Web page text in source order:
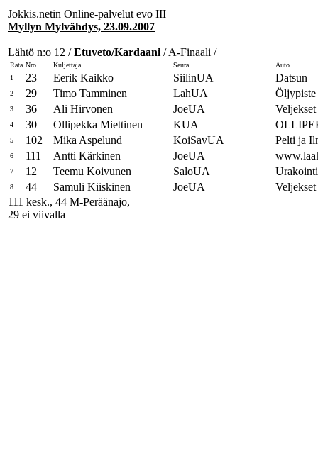
Jokkis.netin Online-palvelut evo III
Myllyn Mylvähdys, 23.09.2007
Lähtö n:o 12 /Etuveto/Kardaani / A-Finaali /
Rata Nro Kuljettaja Seura
Auto
1
23 Eerik Kaikko SiilinUA Datsun
2 29 Timo Tamminen LahUA
3 36 Ali Hirvonen JoeUA
4 30 Ollipekka Miettinen KUA
5 102 Mika Aspelund KoiSavUA Pelti ja
6 111 Antti Kärkinen JoeUA
7 12 Teemu Koivunen SaloUA
8 44 Samuli Kiiskinen JoeUA
111 kesk., 44 M-Peräänajo,
29 ei viivalla